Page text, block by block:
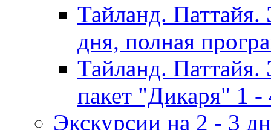
Тайланд. Паттайя.
дня, полная
Тайланд. Паттайя.
пакет "Дикаря" 1 -
Экскурсии на 2 - 3